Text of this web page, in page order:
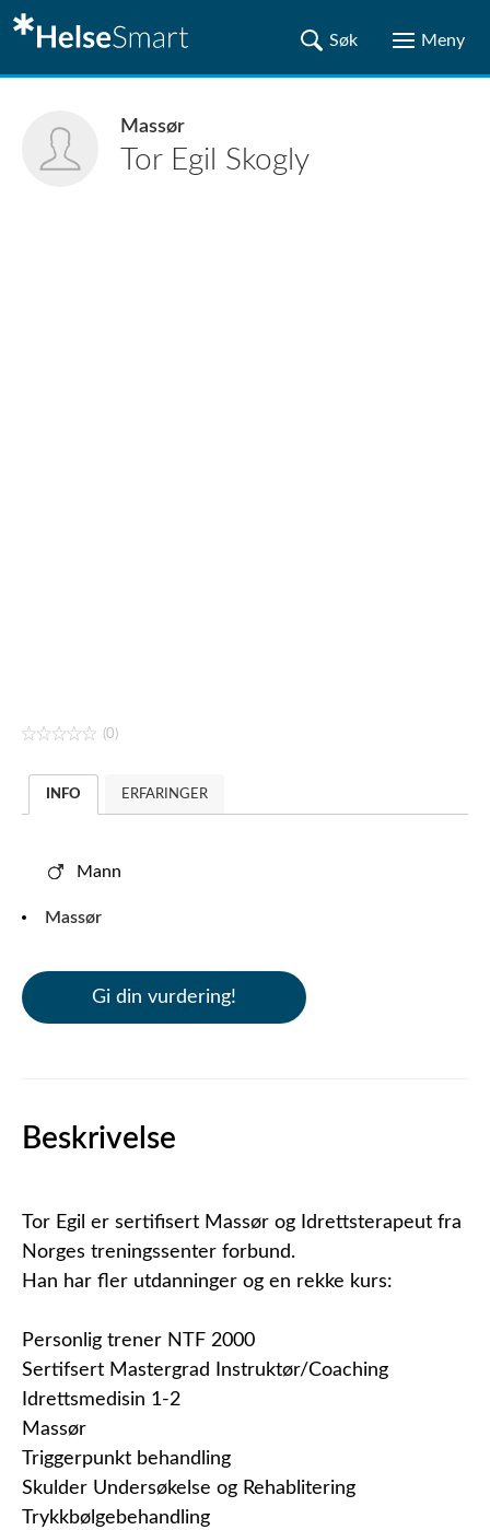
Massør
Tor Egil Skogly
(0)
INFO ERFARINGER
Mann
Massør
Gi din vurdering!
Beskrivelse
Tor Egil er sertifisert Massør og Idrettsterapeut fra
Norges treningssenter forbund.
Han har fler utdanninger og en rekke kurs:
Personlig trener NTF 2000
Sertifsert Mastergrad Instruktør/Coaching
Idrettsmedisin 1-2
Massør
Triggerpunkt behandling
Skulder Undersøkelse og Rehablitering
Trykkbølgebehandling